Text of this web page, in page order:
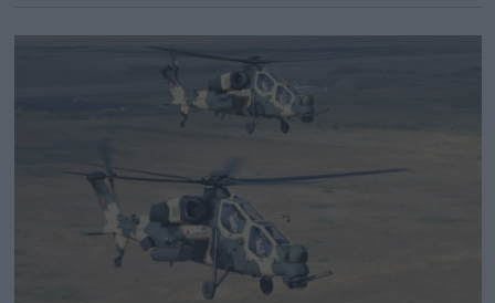
εντάσσεται σε υπηρεσία από το 1996. Χρησιμοποιεί
αυτόματο σύστημα σκόπευσης υπερύθρων και ο
χρήστης του μπορεί είτε να καλυφθεί άμεσα μετά την